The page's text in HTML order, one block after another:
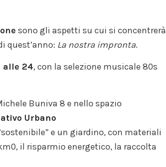
sono gli aspetti su cui si concentrerà
quest’anno: La nostra impronta.
alle 24, con la selezione musicale 80s
Buniva 8 e nello spazio
Urbano
e un giardino, con materiali
il risparmio energetico, la raccolta